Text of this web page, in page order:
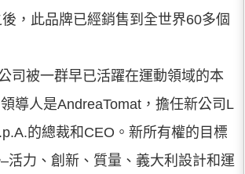
，此品牌已經銷售到全世界60多個
司被一群早已活躍在運動領域的本
導人是AndreaTomat，擔任新公司L
的總裁和CEO。新所有權的目標
活力、創新、質量、義大利設計和運